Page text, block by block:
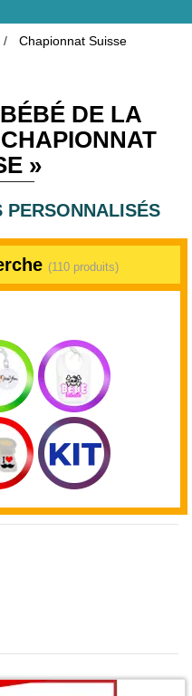
Chapionnat Suisse
DE LA
»
PERSONNALISÉS
(110 produits)